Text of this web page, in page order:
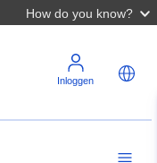
How do you know?
Inloggen